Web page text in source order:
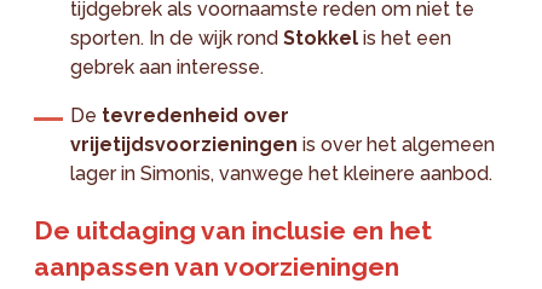
tijdgebrek als voornaamste reden om niet te
sporten. In de wijk rondStokkelis het een
gebrek aan interesse.
De tevredenheid over
vrijetijdsvoorzieningen is over het algemeen
lager in Simonis, vanwege het kleinere aanbod.
De uitdaging van inclusie en het
aanpassen van voorzieningen